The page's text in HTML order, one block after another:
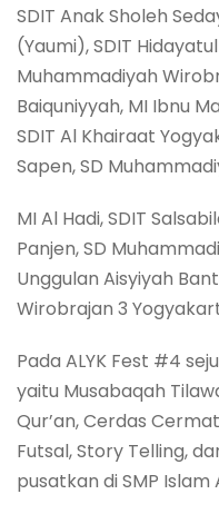
SDIT Anak Sholeh
(Yaumi), SDIT
Muhammadiyah
Baiquniyyah, MI Ibnu
SDIT Al Khairaat
Sapen, SD
MI Al Hadi, SDIT
Panjen, SD
Unggulan Aisyiyah
Wirobrajan 3
Pada ALYK Fest #4
yaitu Musabaqah
Qur’an, Cerdas
Futsal, Story Telling,
pusatkan di SMP